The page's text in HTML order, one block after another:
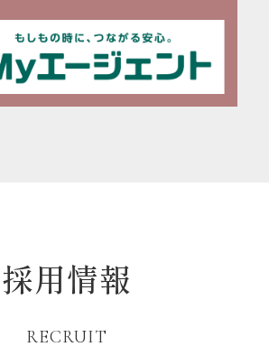
採用情報
RECRUIT